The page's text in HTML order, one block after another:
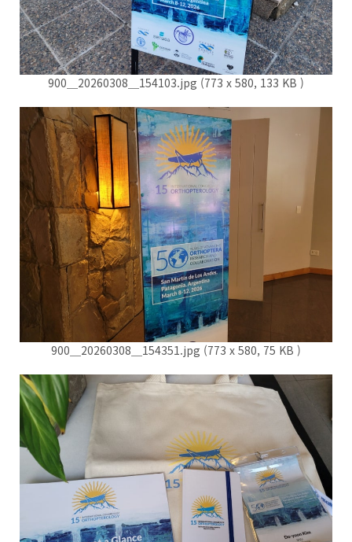
900＿20260308＿154103.jpg (773 x 580, 133 KB )
900＿20260308＿154351.jpg (773 x 580, 75 KB )